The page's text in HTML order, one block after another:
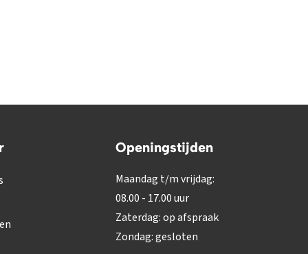
Openingstijden
Maandag t/m vrijdag:
08.00 - 17.00 uur
Zaterdag: op afspraak
Zondag: gesloten